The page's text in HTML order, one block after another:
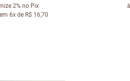
2%no Pix
6xde R$ 16,70